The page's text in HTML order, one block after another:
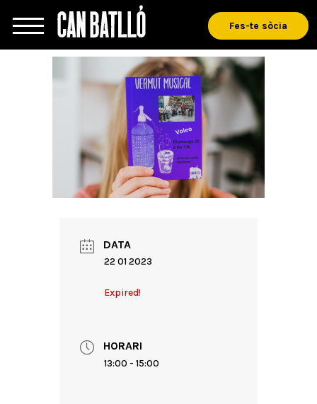
Fes-te sòcia
DATA
22 01 2023
Expired!
HORARI
13:00 - 15:00